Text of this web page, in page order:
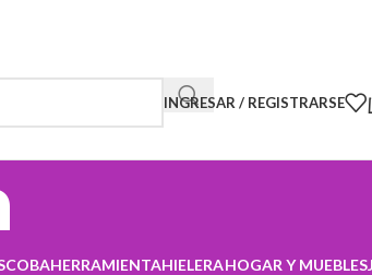
INGRESAR / REGISTRARSE
HERRAMIENTAHIELERAHOGAR Y MUEBLES